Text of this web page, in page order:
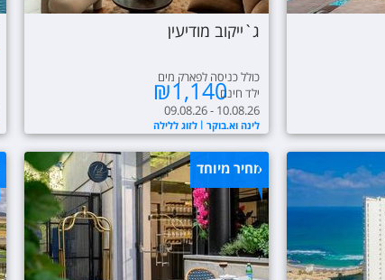
ג`ייקוב מודיעין
₪1,140
לינה וא.בוקר לזוג ללילה
כולל כניסה לפארק מים
ילד חינם
09.08.26 - 10.08.26
מחיר מיוחד